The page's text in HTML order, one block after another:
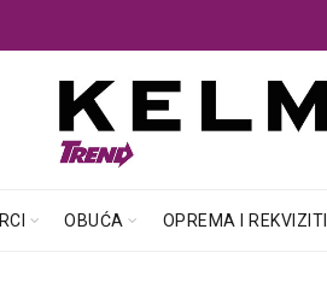
OBUĆA OPREMA I REKVIZITI